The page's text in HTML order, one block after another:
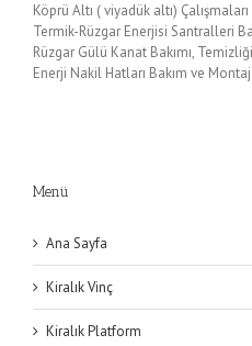
Köprü Altı ( viyadük altı) Çalışmaları
Termik-Rüzgar Enerjisi Santralleri
Rüzgar Gülü Kanat Bakımı,
Enerji Nakil Hatları Bakım ve Montaj
Menü
Ana Sayfa
Kiralık Vinç
Kiralık Platform